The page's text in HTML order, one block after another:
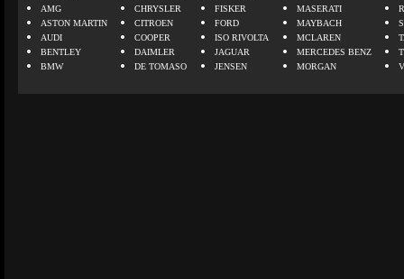
AMG
ASTON MARTIN
AUDI
BENTLEY
BMW
CHRYSLER
CITROEN
COOPER
DAIMLER
DE TOMASO
FISKER
FORD
ISO RIVOLTA
JAGUAR
JENSEN
MASERATI
MAYBACH
MCLAREN
MERCEDES BENZ
MORGAN